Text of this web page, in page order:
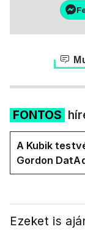
FONTOS
A Kubik
Gordon
Magyar
Ezeket is